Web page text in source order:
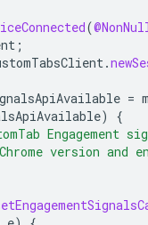
(
;
.
=
)
{
version and